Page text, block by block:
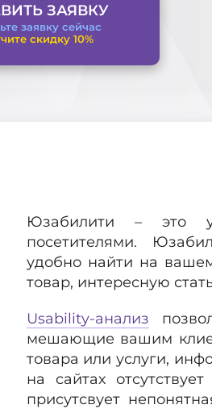
ЗАЯВКУ
заявку сейчас
скидку 10%
Юзабилити – это
посетителями.
удобно найти на
товар, интересную
Usability-анализ
мешающие вашим
товара или услуги,
на сайтах
присутсвует